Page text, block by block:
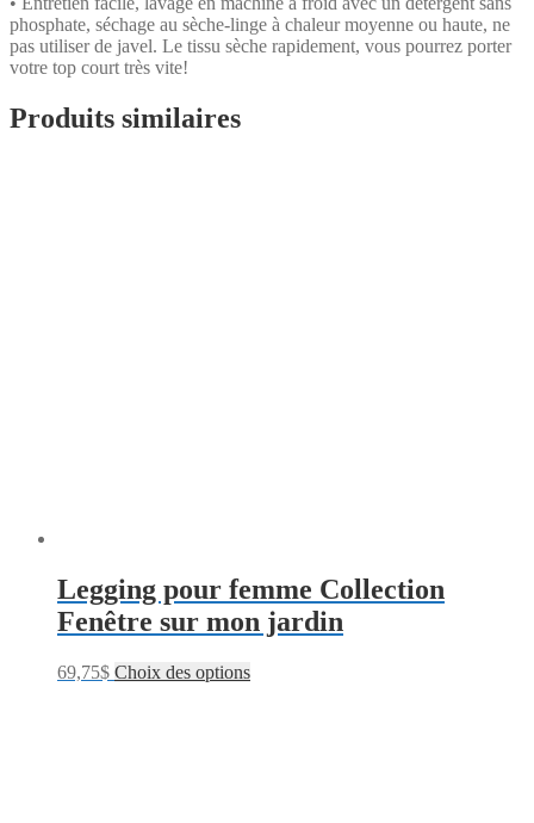
phosphate, séchage au sèche-linge à chaleur moyenne ou haute, ne
pas utiliser de javel. Le tissu sèche rapidement, vous pourrez porter
votre top court très vite!
Produits similaires
Legging pour femme Collection
Fenêtre sur mon jardin
69,75$ Choix des options